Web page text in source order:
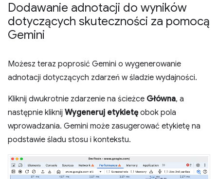
Dodawanie adnotacji do wyników
dotyczących skuteczności za pomocą
Gemini
Możesz teraz poprosić Gemini o wygenerowanie
adnotacji dotyczących zdarzeń w śladzie wydajności.
Kliknij dwukrotnie zdarzenie na ścieżce Główna, a
następnie kliknij Wygeneruj etykietęobok pola
wprowadzania. Gemini może zasugerować etykietę na
podstawie śladu stosu i kontekstu.